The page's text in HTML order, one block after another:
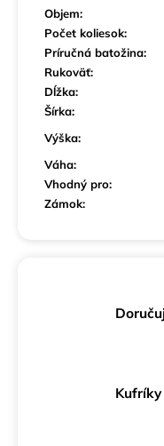
Objem:
Počet koliesok:
Príručná batožina:
Rukoväť:
Dĺžka:
Šírka:
Výška:
Váha:
Vhodný pro:
Zámok: